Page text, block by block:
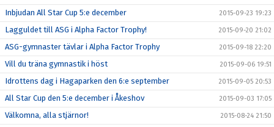
Inbjudan All Star Cup 5:e december 2015-09-23 19:23
Lagguldet till ASG i Alpha Factor Trophy! 2015-09-20 21:02
ASG-gymnaster tävlar i Alpha Factor Trophy 2015-09-18 22:20
Vill du träna gymnastik i höst 2015-09-06 19:51
Idrottens dag i Hagaparken den 6:e september 2015-09-05 20:53
All Star Cup den 5:e december i Åkeshov 2015-09-03 17:05
Välkomna, alla stjärnor! 2015-08-24 21:50